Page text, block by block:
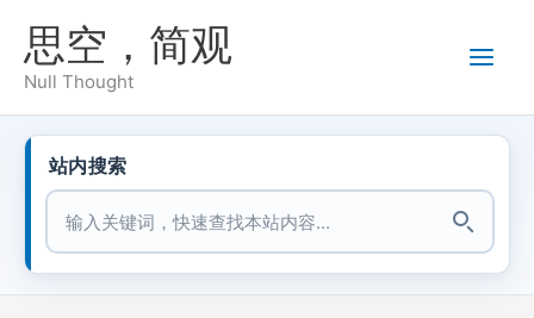
思空，简观
Null Thought
站内搜索
站内搜索